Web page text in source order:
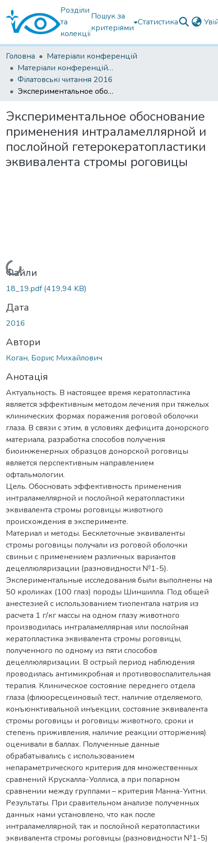
Розділи
та
колекції
Пошук за
критеріями
Статистика
Головна
Матеріали конференцій
Матеріали конференцій Інституту Філатова
Філатовські читання 2016
Экспериментальное обоснование применения интраламеллярной и послойной гетерокератопластики эквивалента стромы роговицы
Экспериментальное обоснование
применения интраламеллярной и
послойной гетерокератопластики
эквивалента стромы роговицы
Вантажиться...
Файли
18_19.pdf(419,94 KB)
Дата
2016
Автори
Коган, Борис Михайлович
Анотація
Актуальность. В настоящее время кератопластика
является эффективным методом лечения при тяжелых
клинических формах поражения роговой оболочки
глаза. В связи с этим, в условиях дефицита донорского
материала, разработка способов получения
биоинженерных образцов донорской роговицы
является перспективным направлением
офтальмологии.
Цель. Обосновать эффективность применения
интраламеллярной и послойной кератопластики
эквивалента стромы роговицы животного
происхождения в эксперименте.
Материал и методы. Бесклеточные эквиваленты
стромы роговицы получали из роговой оболочки
свиньи с применением различных вариантов
децеллюляризации (разновидности №1-5).
Экспериментальные исследования были выполнены на
50 кроликах (100 глаз) породы Шиншилла. Под общей
анестезией с использованием тиопентала натрия из
расчета 1 г/кг массы на одном глазу животного
производилась интраламеллярная или послойная
кератопластика эквивалента стромы роговицы,
полученного по одному из пяти способов
децеллюляризации. В острый период наблюдения
проводилась антимикробная и противовоспалительная
терапия. Клиническое состояние переднего отдела
глаза (флюоресцеиновый тест, наличие отделяемого,
конъюнктивальной инъекции, состояние эквивалента
стромы роговицы и роговицы животного, сроки и
степень приживления, наличие реакции отторжения)
оценивали в баллах. Полученные данные
обрабатывались с использованием
непараметрического критерия для множественных
сравнений Крускалла-Уоллиса, а при попарном
сравнении между группами – критерия Манна-Уитни.
Результаты. При сравительном анализе полученных
данных нами установлено, что как после
интраламеллярной, так и послойной кератопластики
эквивалента стромы роговицы (разновидности №1-5)